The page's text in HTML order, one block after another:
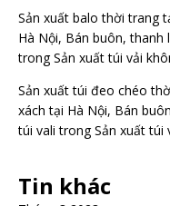
Sản xuất balo thời trang
Hà Nội, Bán buôn, thanh
trongSản xuất túi vải
Sản xuất túi đeo chéo
xách tại Hà Nội, Bán
túi vali trongSản xuất túi
Tin khác